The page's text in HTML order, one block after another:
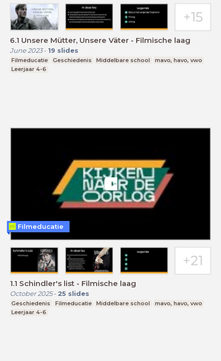
6.1 Unsere Mütter, Unsere Väter - Filmische laag
June 2023- 19 slides
Filmeducatie Geschiedenis Middelbare school
mavo, havo, vwo
Leerjaar 4-6
1.1 Schindler's list - Filmische laag
October 2025- 25 slides
Geschiedenis Filmeducatie Middelbare school
mavo, havo, vwo
Leerjaar 4-6
Filmeducatie